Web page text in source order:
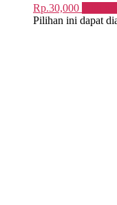
Rp.30,000
Pilihan ini dapat